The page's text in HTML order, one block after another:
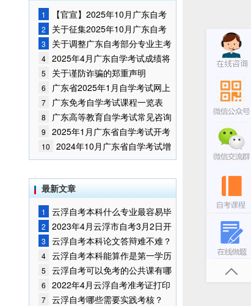
1
【官宣】2025年10月广东自考
报名时间通知
2
关于征集2025年10月广东自考
增加开考停考专业部分课程意向的
通告
3
关于调整广东自考部分专业主考
学校的通知
4 2025年4月广东自学考试成绩将
于5月9日公布
5 关于谨防诈骗的郑重声明
6
广东省2025年1月自学考试网上
报名报考须知
7 广东免考自学考试课程一览表
8
广东高等教育自学考试常见咨询
问题
9
2025年1月广东省自学考试开考
课程考试时间安排和使用教材的通
知
10
2024年10月广东省自学考试增
加一门开考课程的通告
最新文章
1
云浮自考本科什么专业最容易毕
业?
2
2023年4月云浮市自考3月2日开
始报考！
3 云浮自考本科论文答辩难不难？
4 云浮自考本科能算作是第一学历
吗？
5
云浮自考可以免考的公共课有哪
些？
6
2022年4月云浮自考准考证打印
入口已开通
7 云浮自考哪些需要实践考核？